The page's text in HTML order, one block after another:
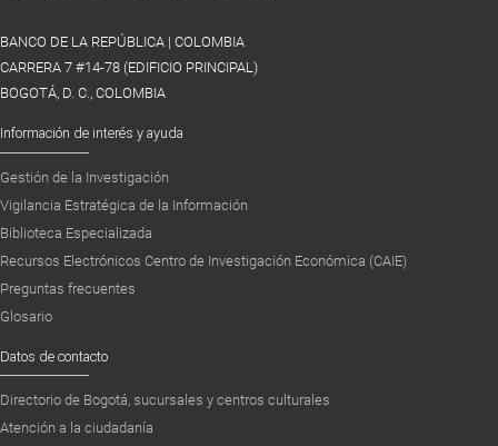
BANCO DE LA REPÚBLICA | COLOMBIA
CARRERA 7 #14-78 (EDIFICIO PRINCIPAL)
BOGOTÁ, D. C., COLOMBIA
Información de interés y ayuda
Gestión de la Investigación
Vigilancia Estratégica de la Información
Biblioteca Especializada
Recursos Electrónicos Centro de Investigación Económica (CAIE)
Preguntas frecuentes
Glosario
Datos de contacto
Directorio de Bogotá, sucursales y centros culturales
Atención a la ciudadanía